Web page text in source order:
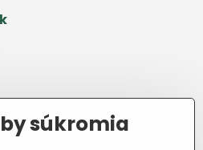
Instagram Blog
súkromia